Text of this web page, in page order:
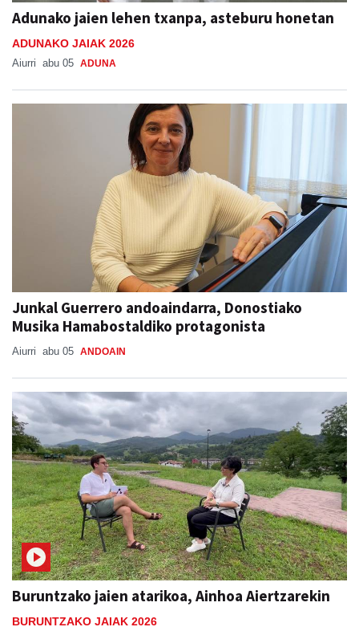
Adunako jaien lehen txanpa, asteburu honetan
ADUNAKO JAIAK 2026
Aiurri abu 05 ADUNA
Junkal Guerrero andoaindarra, Donostiako
Musika Hamabostaldiko protagonista
Aiurri abu 05 ANDOAIN
Buruntzako jaien atarikoa, Ainhoa Aiertzarekin
BURUNTZAKO JAIAK 2026